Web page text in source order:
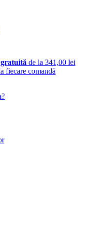
de la 341,00 lei
fiecare comandă